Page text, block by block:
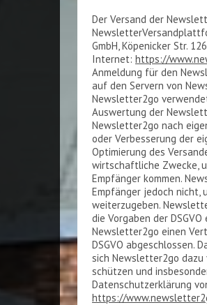
Der Versand der
GmbH, Köpenicker Str.
Internet: https://
Anmeldung für den
auf den Servern von
Newsletter2go
Auswertung der
Newsletter2go nach
oder Verbesserung der
Optimierung des
wirtschaftliche Zwecke,
Empfänger kommen.
Empfänger jedoch nicht,
weiterzugeben.
die Vorgaben der
Newsletter2go einen
DSGVO abgeschlossen.
sich Newsletter2go
schützen und
Datenschutzerklärung
https://